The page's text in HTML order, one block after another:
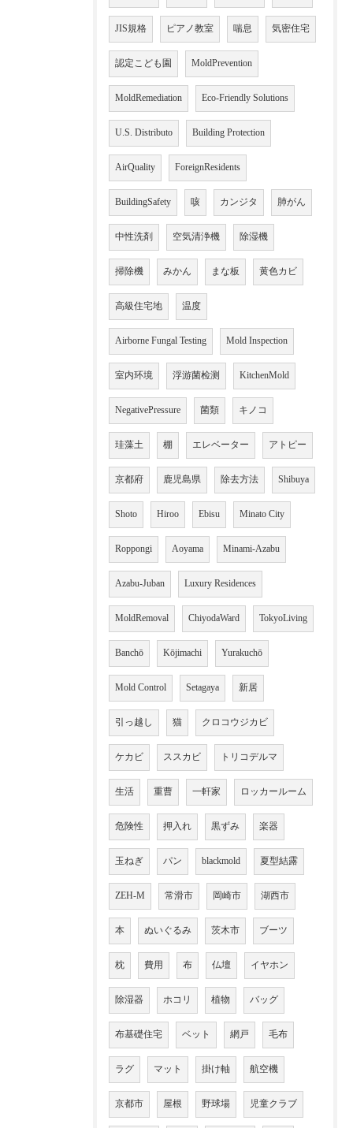
JIS規格 ピアノ教室 喘息 気密住宅
認定こども園 MoldPrevention
MoldRemediation Eco-Friendly Solutions
U.S. Distributo Building Protection
AirQuality ForeignResidents
BuildingSafety 咳 カンジタ 肺がん
中性洗剤 空気清浄機 除湿機
掃除機 みかん まな板 黄色カビ
高級住宅地 温度
Airborne Fungal Testing Mold Inspection
室内环境 浮游菌检测 KitchenMold
NegativePressure 菌類 キノコ
珪藻土 棚 エレベーター アトピー
京都府 鹿児島県 除去方法 Shibuya
Shoto Hiroo Ebisu Minato City
Roppongi Aoyama Minami-Azabu
Azabu-Juban Luxury Residences
MoldRemoval ChiyodaWard TokyoLiving
Banchō Kōjimachi Yurakuchō
Mold Control Setagaya 新居
引っ越し 猫 クロコウジカビ
ケカビ ススカビ トリコデルマ
生活 重曹 一軒家 ロッカールーム
危険性 押入れ 黒ずみ 楽器
玉ねぎ パン blackmold 夏型結露
ZEH-M 常滑市 岡崎市 湖西市
本 ぬいぐるみ 茨木市 ブーツ
枕 費用 布 仏壇 イヤホン
除湿器 ホコリ 植物 バッグ
布基礎住宅 ベット 網戸 毛布
ラグ マット 掛け軸 航空機
京都市 屋根 野球場 児童クラブ